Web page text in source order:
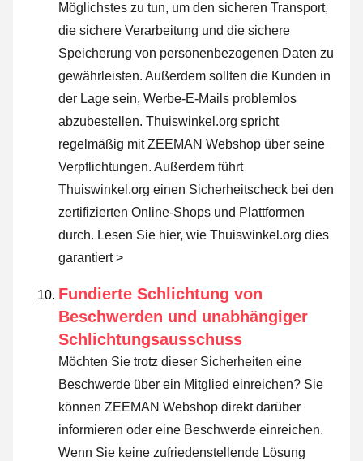
Möglichstes zu tun, um den sicheren Transport,
die sichere Verarbeitung und die sichere
Speicherung von personenbezogenen Daten zu
gewährleisten. Außerdem sollten die Kunden in
der Lage sein, Werbe-E-Mails problemlos
abzubestellen. Thuiswinkel.org spricht
regelmäßig mit ZEEMAN Webshop über seine
Verpflichtungen. Außerdem führt
Thuiswinkel.org einen Sicherheitscheck bei den
zertifizierten Online-Shops und Plattformen
durch. Lesen Sie hier, wie Thuiswinkel.org dies
garantiert >
Fundierte Schlichtung von
Beschwerden und unabhängiger
Schlichtungsausschuss
Möchten Sie trotz dieser Sicherheiten eine
Beschwerde über ein Mitglied einreichen? Sie
können ZEEMAN Webshop direkt darüber
informieren oder eine Beschwerde einreichen.
Wenn Sie keine zufriedenstellende Lösung